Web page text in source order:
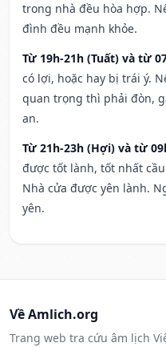
trong nhà đều hòa hợp.
đình đều mạnh khỏe.
Từ 19h-21h (Tuất) và từ
có lợi, hoặc hay bị trái ý.
quan trọng thì phải đòn,
an.
Từ 21h-23h (Hợi) và từ
được tốt lành, tốt nhất
Nhà cửa được yên lành.
yên.
Về Amlich.org
Trang web tra cứu âm lịch